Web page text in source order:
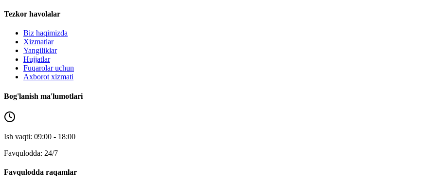
Tezkor havolalar
Biz haqimizda
Xizmatlar
Yangiliklar
Hujjatlar
Fuqarolar uchun
Axborot xizmati
Bog'lanish ma'lumotlari
Ish vaqti: 09:00 - 18:00
Favqulodda: 24/7
Favqulodda raqamlar